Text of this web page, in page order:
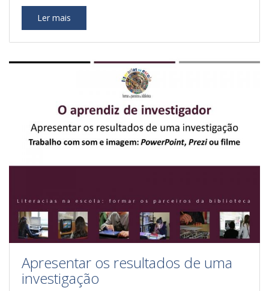
Ler mais
Apresentar os resultados de uma
investigação